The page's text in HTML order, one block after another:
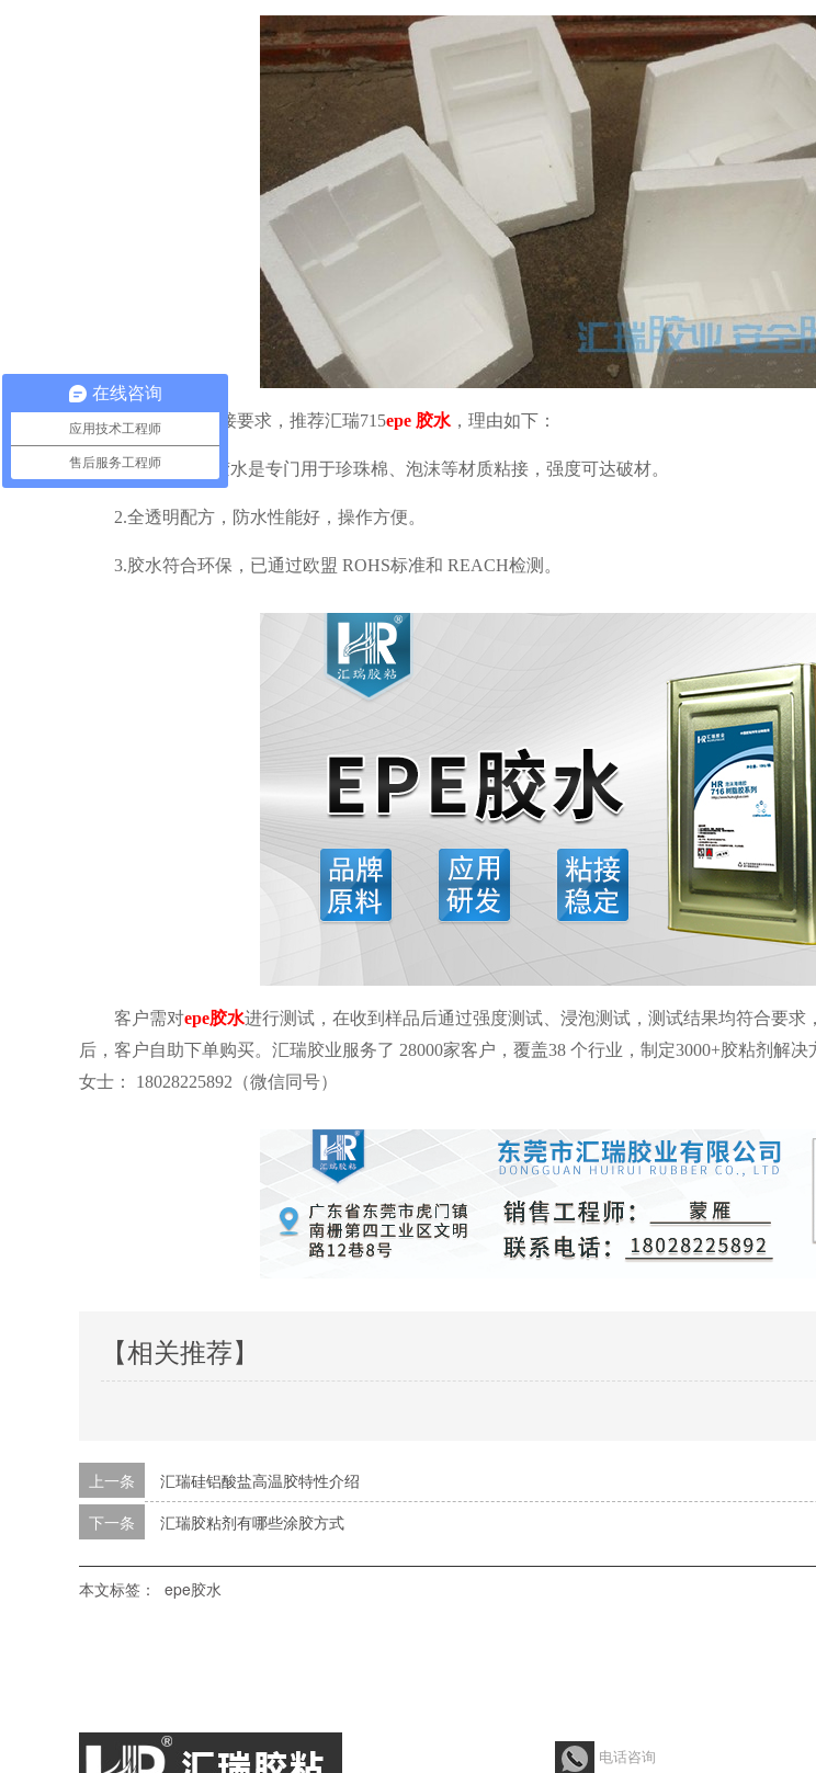
根据客户的粘接要求，推荐汇瑞715epe 胶水 ，理由如下：
1.汇瑞 胶水是专门用于珍珠棉、泡沫等材质粘接，强度可达破材。
2.全透明配方，防水性能好，操作方便。
3.胶水符合环保，已通过欧盟 ROHS标准和 REACH检测。
客户需对epe胶水进行测试，在收到样品后通过强度测试、浸泡测试，测试结果均符合要求
后，客户自助下单购买。汇瑞胶业服务了 28000家客户，覆盖38 个行业，制定3000+胶粘剂解决
女士：
18028225892 （微信同号）
【相关推荐】
上一条
汇瑞硅铝酸盐高温胶特性介绍
下一条 汇瑞胶粘剂有哪些涂胶方式
本文标签： epe胶水
电话咨询
在线咨询
应用技术工程师
售后服务工程师